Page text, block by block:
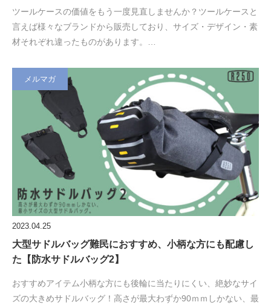
ツールケースの価値をもう一度見直しませんか？ツールケースと
言えば様々なブランドから販売しており、サイズ・デザイン・素
材それぞれ違ったものがあります。…
メルマガ
2023.04.25
大型サドルバッグ難民におすすめ、小柄な方にも配慮し
た【防水サドルバッグ2】
おすすめアイテム小柄な方にも後輪に当たりにくい、絶妙なサイ
ズの大きめサドルバッグ！高さが最大わずか90ｍｍしかない、最